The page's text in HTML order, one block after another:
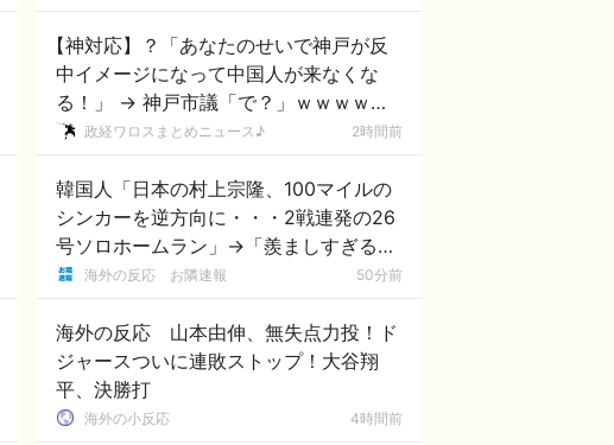
【神対応】？「あなたのせいで神戸が反
中イメージになって中国人が来なくな
る！」 → 神戸市議「で？」ｗｗｗｗｗ
ｗｗｗｗｗｗｗｗｗｗ
政経ワロスまとめニュース♪ 2時間前
韓国人「日本の村上宗隆、100マイルの
シンカーを逆方向に・・・2戦連発の26
号ソロホームラン」→「羨ましすぎる
韓国はこんな打者がいなのか」「アジア
海外の反応 お隣速報 50分前
海外の反応 山本由伸、無失点力投！ド
ジャースついに連敗ストップ！大谷翔
平、決勝打
海外の小反応 4時間前